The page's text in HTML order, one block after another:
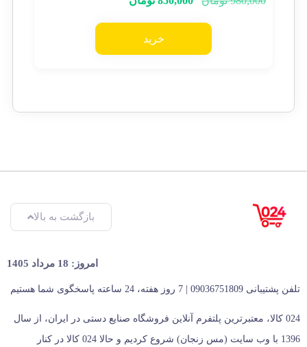
خرید
بازگشت به بالا
امروز: 18 مرداد 1405
تلفن پشتیبانی 09036751809 | 7 روز هفته، 24 ساعته پاسخگوی شما هستیم
024 کالا، معتبرترین پلتفرم آنلاین فروشگاه صنایع دستی در ایران، از سال
1396 با وب سایت (مس زنجان) شروع کردیم و حالا 024 کالا در کنار